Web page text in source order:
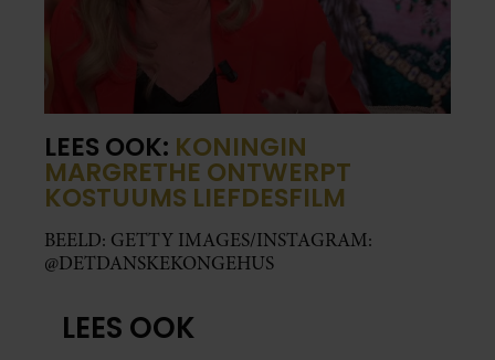
LEES OOK: KONINGIN
MARGRETHE ONTWERPT
KOSTUUMS LIEFDESFILM
BEELD: GETTY IMAGES/INSTAGRAM:
@DETDANSKEKONGEHUS
LEES OOK